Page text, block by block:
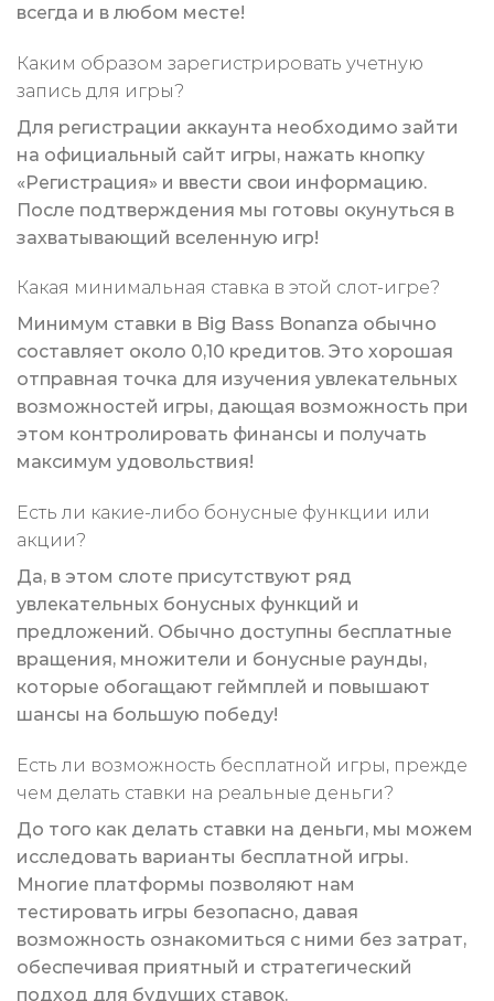
всегда и в любом месте!
Каким образом зарегистрировать учетную
запись для игры?
Для регистрации аккаунта необходимо зайти
на официальный сайт игры, нажать кнопку
«Регистрация» и ввести свои информацию.
После подтверждения мы готовы окунуться в
захватывающий вселенную игр!
Какая минимальная ставка в этой слот-игре?
Минимум ставки в Big Bass Bonanza обычно
составляет около 0,10 кредитов. Это хорошая
отправная точка для изучения увлекательных
возможностей игры, дающая возможность при
этом контролировать финансы и получать
максимум удовольствия!
Есть ли какие-либо бонусные функции или
акции?
Да, в этом слоте присутствуют ряд
увлекательных бонусных функций и
предложений. Обычно доступны бесплатные
вращения, множители и бонусные раунды,
которые обогащают геймплей и повышают
шансы на большую победу!
Есть ли возможность бесплатной игры, прежде
чем делать ставки на реальные деньги?
До того как делать ставки на деньги, мы можем
исследовать варианты бесплатной игры.
Многие платформы позволяют нам
тестировать игры безопасно, давая
возможность ознакомиться с ними без затрат,
обеспечивая приятный и стратегический
подход для будущих ставок.